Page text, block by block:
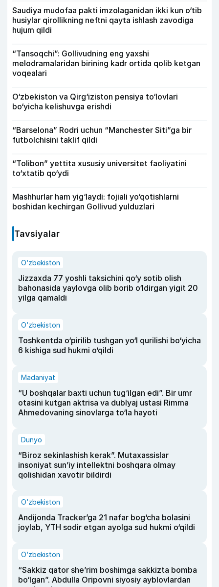
Saudiya mudofaa pakti imzolaganidan ikki kun o‘tib
husiylar qirollikning neftni qayta ishlash zavodiga
hujum qildi
“Tansoqchi”: Gollivudning eng yaxshi
melodramalaridan birining kadr ortida qolib ketgan
voqealari
O‘zbekiston va Qirg‘iziston pensiya to‘lovlari
bo‘yicha kelishuvga erishdi
“Barselona” Rodri uchun “Manchester Siti”ga bir
futbolchisini taklif qildi
“Tolibon” yettita xususiy universitet faoliyatini
to‘xtatib qo‘ydi
Mashhurlar ham yig‘laydi: fojiali yo‘qotishlarni
boshidan kechirgan Gollivud yulduzlari
Tavsiyalar
O‘zbekiston
Jizzaxda 77 yoshli taksichini qo‘y sotib olish
bahonasida yaylovga olib borib o‘ldirgan yigit 20
yilga qamaldi
O‘zbekiston
Toshkentda o‘pirilib tushgan yo‘l qurilishi bo‘yicha
6 kishiga sud hukmi o‘qildi
Madaniyat
“U boshqalar baxti uchun tug‘ilgan edi”. Bir umr
otasini kutgan aktrisa va dublyaj ustasi Rimma
Ahmedovaning sinovlarga to‘la hayoti
Dunyo
“Biroz sekinlashish kerak”. Mutaxassislar
insoniyat sun’iy intellektni boshqara olmay
qolishidan xavotir bildirdi
O‘zbekiston
Andijonda Tracker’ga 21 nafar bog‘cha bolasini
joylab, YTH sodir etgan ayolga sud hukmi o‘qildi
O‘zbekiston
“Sakkiz qator she’rim boshimga sakkizta bomba
bo‘lgan”. Abdulla Oripovni siyosiy ayblovlardan